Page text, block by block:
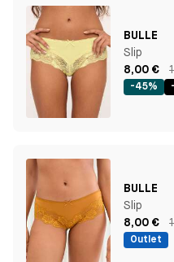
BULLE
Slip
8,00 €
-45%
BULLE
Slip
8,00 €
Outlet